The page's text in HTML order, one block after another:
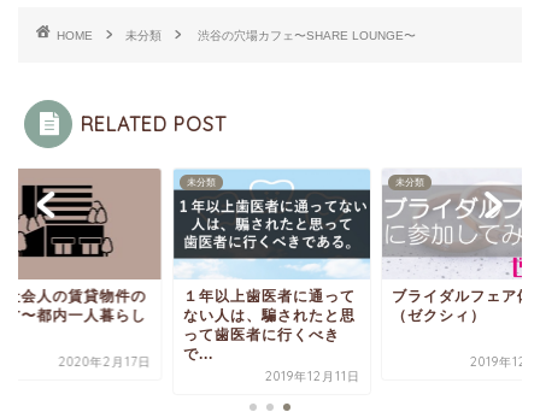
HOME 未分類 渋谷の穴場カフェ〜SHARE LOUNGE〜
RELATED POST
社会人の賃貸物件の
方〜都内一人暮らし
2020年2月17日
未分類
１年以上歯医者に通って
ない人は、騙されたと思
って歯医者に行くべき
で...
2019年12月11日
未分類
ブライダルフェア体
（ゼクシィ）
2019年12